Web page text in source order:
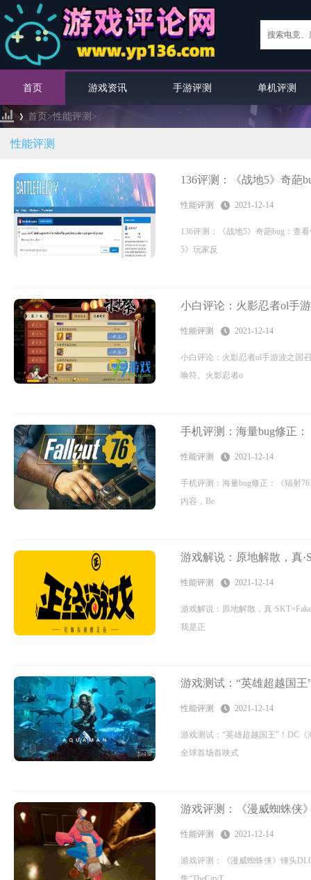
首页 游戏资讯 手游评测 单机评测
›
首页>性能评测 >
性能评测
136评测：《战地5》奇葩
性能评测 2021-12-14
136评测：《战地5》奇葩bug：查
5》玩家反
小白评论：火影忍者ol手
性能评测 2021-12-14
小白评论：火影忍者ol手游波之国
唤符。火影忍者o
手机评测：海量bug修正
性能评测 2021-12-14
手机评测：海量bug修正：《辐射
内容，Be
游戏解说：原地解散，真
性能评测 2021-12-14
游戏解说：原地解散，真
我是正
游戏测试：“英雄超越国
性能评测 2021-12-14
游戏测试：“英雄超越国王”！DC
全球首场首映式
游戏评测：《漫威蜘蛛侠
性能评测 2021-12-14
游戏评测：《漫威蜘蛛侠》锤头